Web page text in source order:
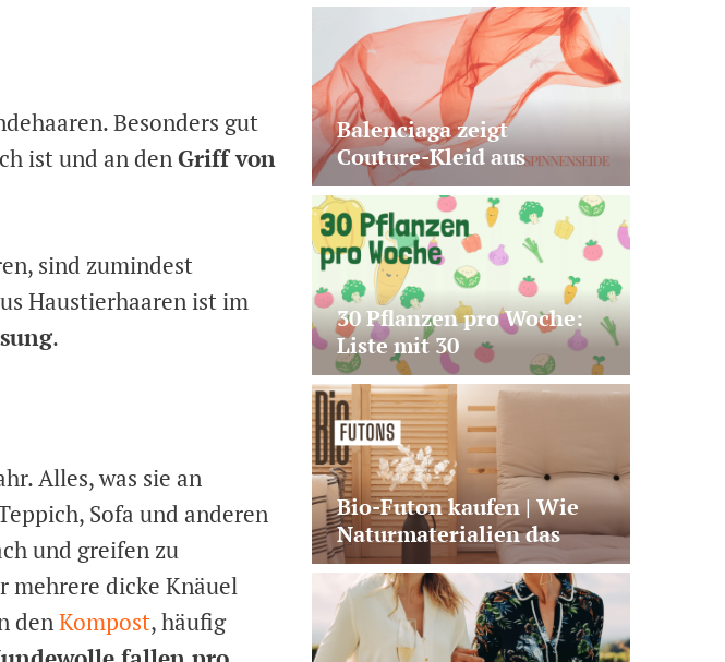
Besonders gut
ist und an denGriff von
sind zumindest
Haustierhaaren ist im
.
Alles, was sie an
Sofa und anderen
und greifen zu
mehrere dicke Knäuel
denKompost, häufig
Balenciaga zeigt
Couture-Kleid aus
Biotech-Spinnenseide |
Was hinter AMSilk steckt
30 Pflanzen pro Woche:
Liste mit 30
Lebensmitteln +
Wochenplan
Bio-Futon kaufen | Wie
Naturmaterialien das
Liegegefühl wirklich
verändern